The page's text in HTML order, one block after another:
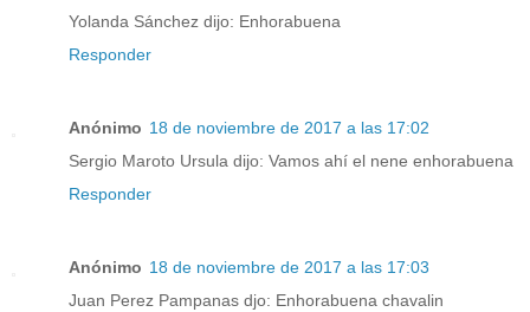
Yolanda Sánchez dijo: Enhorabuena
Responder
Anónimo 18 de noviembre de 2017 a las 17:02
Sergio Maroto Ursula dijo: Vamos ahí el nene enhorabuena
Responder
Anónimo 18 de noviembre de 2017 a las 17:03
Juan Perez Pampanas djo: Enhorabuena chavalin